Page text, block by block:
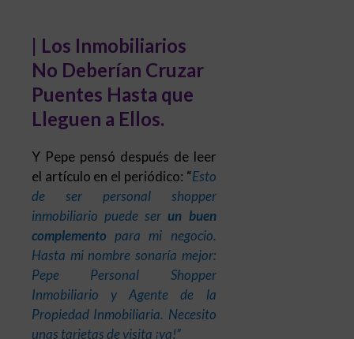
| Los Inmobiliarios
No Deberían Cruzar
Puentes Hasta que
Lleguen a Ellos.
Y Pepe pensó después de leer
el artículo en el periódico: “Esto
de ser personal shopper
inmobiliario puede ser un buen
complemento para mi negocio.
Hasta mi nombre sonaría mejor:
Pepe Personal Shopper
Inmobiliario y Agente de la
Propiedad Inmobiliaria. Necesito
unas tarjetas de visita ¡ya!”